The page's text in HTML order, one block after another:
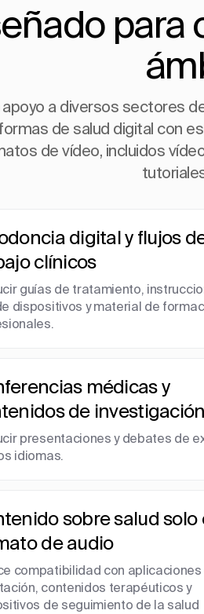
para
a diversos sectores
de salud digital con
de vídeo, incluidos
digital y flujos
clínicos
guías de tratamiento,
dispositivos y material de
médicas y
de investigación
presentaciones y debates de
idiomas.
sobre salud solo
de audio
compatibilidad con aplicaciones
contenidos terapéuticos y
de seguimiento de la salud